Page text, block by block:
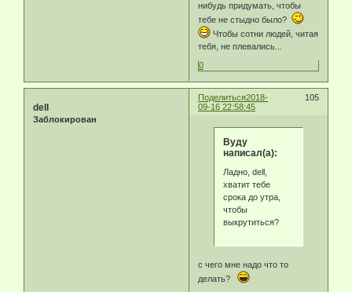
нибудь придумать, чтобы
тебе не стыдно было?
Чтобы сотни людей, читая
тебя, не плевались...
0
Поделиться 105
2018-
09-16 22:58:45
dell
Заблокирован
Byду
написал(а):
Ладно, dell,
хватит тебе
срока до утра,
чтобы
выкрутиться?
с чего мне надо что то
делать?